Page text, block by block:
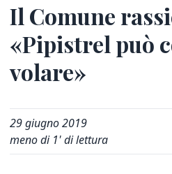
Il Comune
«Pipistrel può
volare»
29 giugno 2019
meno di 1' di lettura